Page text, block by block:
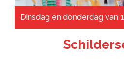
Dinsdag en donderdag van